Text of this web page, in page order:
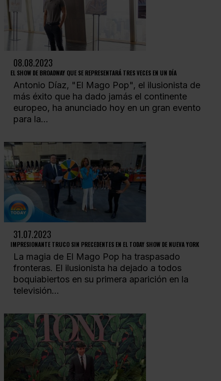
08.08.2023
EL SHOW DE BROADWAY QUE SE REPRESENTARÁ TRES VECES EN UN DÍA
Antonio Díaz, "El Mago Pop", el ilusionista de
más éxito que ha dado jamás el continente
europeo, ha anunciado hoy en un gran evento
para la...
31.07.2023
IMPRESIONANTE TRUCO SIN PRECEDENTES EN EL TODAY SHOW DE NUEVA YORK
La magia de El Mago Pop ha traspasado
fronteras. El ilusionista ha dejado a todos
boquiabiertos en su primera aparición en la
televisión...